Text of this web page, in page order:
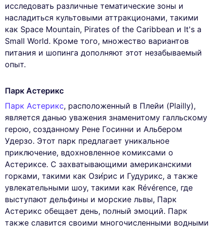
исследовать различные тематические зоны и
насладиться культовыми аттракционами, такими
как Space Mountain, Pirates of the Caribbean и It's a
Small World. Кроме того, множество вариантов
питания и шопинга дополняют этот незабываемый
опыт.
Парк Астерикс
Парк Астерикс, расположенный в Плейи (Plailly),
является данью уважения знаменитому галльскому
герою, созданному Рене Госинни и Альбером
Удерзо. Этот парк предлагает уникальное
приключение, вдохновленное комиксами о
Астериксе. С захватывающими американскими
горками, такими как Ози́рис и Гудурикс, а также
увлекательными шоу, такими как Révérence, где
выступают дельфины и морские львы, Парк
Астерикс обещает день, полный эмоций. Парк
также славится своими многочисленными водными